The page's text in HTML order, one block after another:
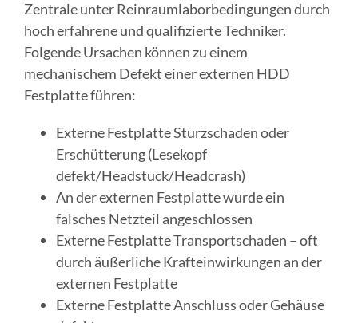
Zentrale unter Reinraumlaborbedingungen durch
hoch erfahrene und qualifizierte Techniker.
Folgende Ursachen können zu einem
mechanischem Defekt einer externen HDD
Festplatte führen:
Externe Festplatte Sturzschaden oder
Erschütterung (Lesekopf
defekt/Headstuck/Headcrash)
An der externen Festplatte wurde ein
falsches Netzteil angeschlossen
Externe Festplatte Transportschaden – oft
durch äußerliche Krafteinwirkungen an der
externen Festplatte
Externe Festplatte Anschluss oder Gehäuse